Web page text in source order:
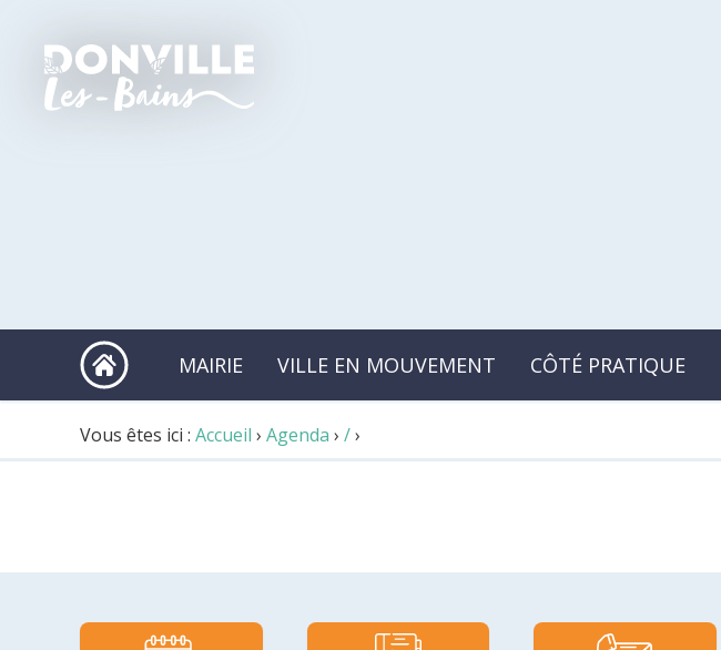
MAIRIE VILLE EN MOUVEMENT CÔTÉ PRATIQUE
Vous êtes ici : Accueil › Agenda › /›